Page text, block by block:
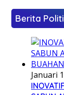
Berita
Januari